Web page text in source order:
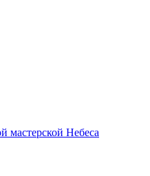
мастерской Небеса